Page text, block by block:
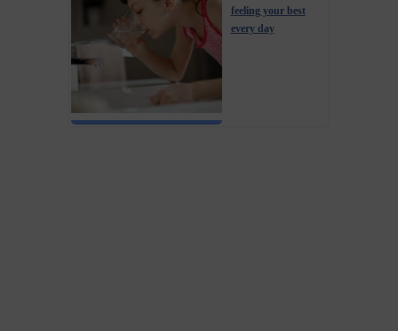
feeling your best
every day